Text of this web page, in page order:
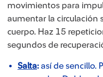
movimientos para
aumentar la circulación
cuerpo. Haz 15
segundos de
Salta​: así de sencillo.